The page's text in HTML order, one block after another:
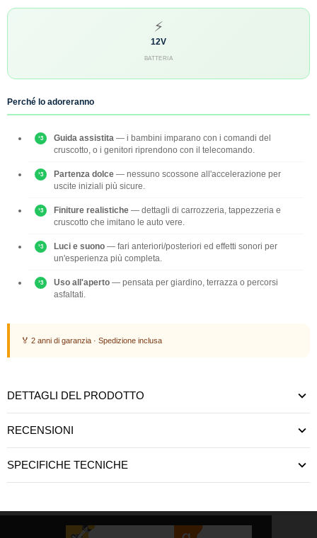
⚡
12V
BATTERIA
Perché lo adoreranno
Guida assistita — i bambini imparano con i comandi del
cruscotto, o i genitori riprendono con il telecomando.
Partenza dolce — nessuno scossone all'accelerazione per
uscite iniziali più sicure.
Finiture realistiche — dettagli di carrozzeria, tappezzeria e
cruscotto che imitano le auto vere.
Luci e suono — fari anteriori/posteriori ed effetti sonori per
un'esperienza più completa.
Uso all'aperto — pensata per giardino, terrazza o percorsi
asfaltati.
🏅 2 anni di garanzia · Spedizione inclusa
DETTAGLI DEL PRODOTTO
RECENSIONI
SPECIFICHE TECNICHE